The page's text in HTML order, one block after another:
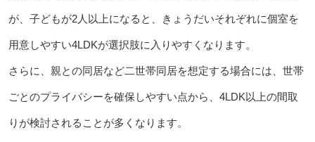
が、子どもが2人以上になると、きょうだいそれぞれに個室を
用意しやすい4LDKが選択肢に入りやすくなります。
さらに、親との同居など二世帯同居を想定する場合には、世帯
ごとのプライバシーを確保しやすい点から、4LDK以上の間取
りが検討されることが多くなります。